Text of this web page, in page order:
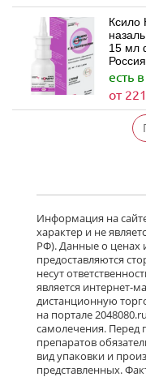
Ксило
15 мл
Россия
есть
от
Информация на
характер и не
РФ). Данные о ценах
предоставляются
несут
является интернет-
дистанционную
на портале
самолечения.
препаратов
вид упаковки и
представленных.